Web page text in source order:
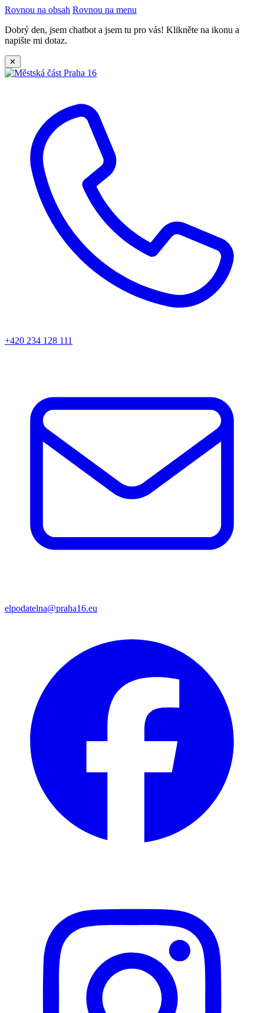
Rovnou na obsah Rovnou na menu
Dobrý den, jsem chatbot a jsem tu pro vás! Klikněte na ikonu a
napište mi dotaz.
✕
+420 234 128 111
elpodatelna@praha16.eu